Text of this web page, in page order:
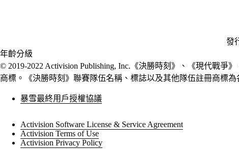
發
年齡分級
© 2019-2022 Activision Publishing, Inc.《決勝時刻》、《現代戰
商標。《決勝時刻》聯賽隊伍名稱、標誌以及其他隊伍註冊商標為
暴雪最終用戶授權協議
Activision Software License & Service Agreement
Activision Terms of Use
Activision Privacy Policy